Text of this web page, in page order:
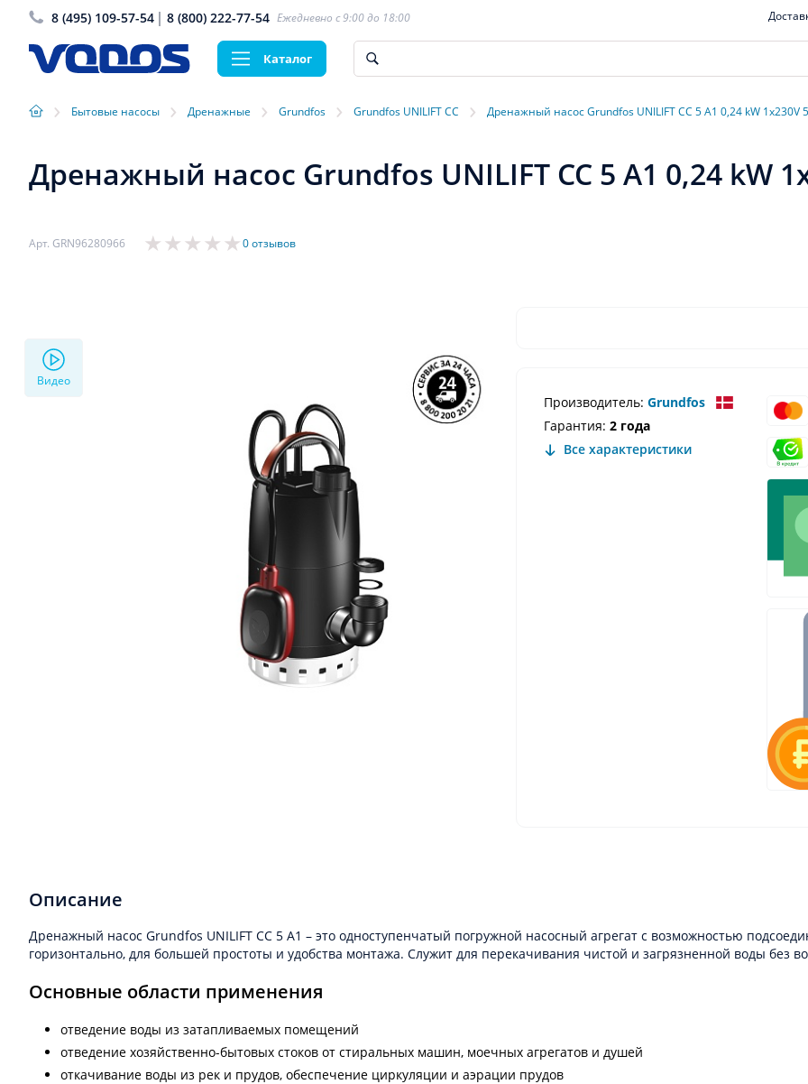
8 (495) 109-57-54 8 (800) 222-77-54 Ежедневно с 9:00 до 18:00
Каталог
› Бытовые насосы › Дренажные › Grundfos › Grundfos UNILIFT CC › Дренажный насос Grundfos UNILIFT CC 5 A1 0,24 kW 1x230V
Дренажный насос Grundfos UNILIFT CC 5 A1 0,24 kW
Арт. GRN96280966 0 отзывов
Видео
Производитель: Grundfos
Гарантия: 2 года
Все характеристики
Описание
Дренажный насос Grundfos UNILIFT CC 5 A1 – это одноступенчатый погружной насосный агрегат c возможностью
горизонтально, для большей простоты и удобства монтажа. Служит для перекачивания чистой и загрязненной воды
Основные области применения
отведение воды из затапливаемых помещений
отведение хозяйственно-бытовых стоков от стиральных машин, моечных агрегатов и душей
откачивание воды из рек и прудов, обеспечение циркуляции и аэрации прудов